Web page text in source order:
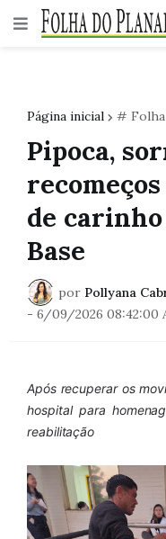
Página inicial # Folha
Pipoca,
de
Base
por Pollyana
- 6/09/2026 08:42:00
Após recuperar os
hospital para
reabilitação